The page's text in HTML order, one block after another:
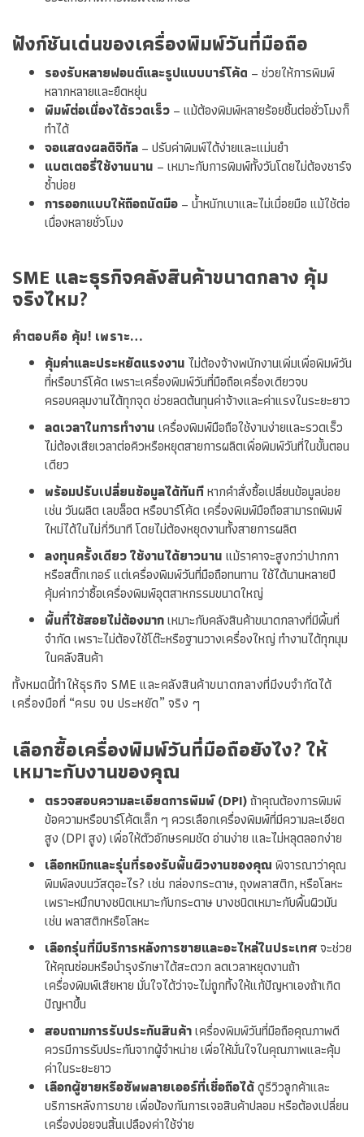
ฟังก์ชันเด่นของเครื่องพิมพ์วันที่มือถือ
รองรับหลายฟอนต์และรูปแบบบาร์โค้ด – ช่วยให้การพิมพ์
หลากหลายและยืดหยุ่น
พิมพ์ต่อเนื่องได้รวดเร็ว– แม้ต้องพิมพ์หลายร้อยชิ้นต่อชั่วโมงก็
ทำได้
จอแสดงผลดิจิทัล– ปรับค่าพิมพ์ได้ง่ายและแม่นยำ
แบตเตอรี่ใช้งานนาน – เหมาะกับการพิมพ์ทั้งวันโดยไม่ต้องชาร์จ
ซ้ำบ่อย
การออกแบบให้ถือถนัดมือ– น้ำหนักเบาและไม่เมื่อยมือ แม้ใช้ต่อ
เนื่องหลายชั่วโมง
SME และธุรกิจคลังสินค้าขนาดกลาง คุ้ม
จริงไหม?
คำตอบคือ คุ้ม! เพราะ…
คุ้มค่าและประหยัดแรงงานไม่ต้องจ้างพนักงานเพิ่มเพื่อพิมพ์วัน
ที่หรือบาร์โค้ด เพราะเครื่องพิมพ์วันที่มือถือเครื่องเดียวจบ
ครอบคลุมงานได้ทุกจุด ช่วยลดต้นทุนค่าจ้างและค่าแรงในระยะยาว
ลดเวลาในการทำงานเครื่องพิมพ์มือถือใช้งานง่ายและรวดเร็ว
ไม่ต้องเสียเวลาต่อคิวหรือหยุดสายการผลิตเพื่อพิมพ์วันที่ในขั้นตอน
เดียว
พร้อมปรับเปลี่ยนข้อมูลได้ทันทีหากคำสั่งซื้อเปลี่ยนข้อมูลบ่อย
เช่น วันผลิต เลขล็อต หรือบาร์โค้ดเครื่องพิมพ์มือถือสามารถพิมพ์
ใหม่ได้ในไม่กี่วินาที โดยไม่ต้องหยุดงานทั้งสายการผลิต
ลงทุนครั้งเดียว ใช้งานได้ยาวนานแม้ราคาจะสูงกว่าปากกา
หรือสติ๊กเกอร์ แต่เครื่องพิมพ์วันที่มือถือทนทาน ใช้ได้นานหลายปี
คุ้มค่ากว่าซื้อเครื่องพิมพ์อุตสาหกรรมขนาดใหญ่
พื้นที่ใช้สอยไม่ต้องมากเหมาะกับคลังสินค้าขนาดกลางที่มีพื้นที่
จำกัด เพราะไม่ต้องใช้โต๊ะหรือฐานวางเครื่องใหญ่ ทำงานได้ทุกมุม
ในคลังสินค้า
ทั้งหมดนี้ทำให้ธุรกิจ SME และคลังสินค้าขนาดกลางที่มีงบจำกัดได้
เครื่องมือที่ “ครบ จบ ประหยัด” จริง ๆ
เลือกซื้อเครื่องพิมพ์วันที่มือถือยังไง? ให้
เหมาะกับงานของคุณ
ตรวจสอบความละเอียดการพิมพ์ (DPI)ถ้าคุณต้องการพิมพ์
ข้อความหรือบาร์โค้ดเล็ก ๆ ควรเลือกเครื่องพิมพ์ที่มีความละเอียด
สูง (DPI สูง) เพื่อให้ตัวอักษรคมชัด อ่านง่าย และไม่หลุดลอกง่าย
เลือกหมึกและรุ่นที่รองรับพื้นผิวงานของคุณพิจารณาว่าคุณ
พิมพ์ลงบนวัสดุอะไร? เช่น กล่องกระดาษ, ถุงพลาสติก, หรือโลหะ
เพราะหมึกบางชนิดเหมาะกับกระดาษ บางชนิดเหมาะกับพื้นผิวมัน
เช่น พลาสติกหรือโลหะ
เลือกรุ่นที่มีบริการหลังการขายและอะไหล่ในประเทศจะช่วย
ให้คุณซ่อมหรือบำรุงรักษาได้สะดวก ลดเวลาหยุดงานถ้า
เครื่องพิมพ์เสียหาย มั่นใจได้ว่าจะไม่ถูกทิ้งให้แก้ปัญหาเองถ้าเกิด
ปัญหาขึ้น
สอบถามการรับประกันสินค้าเครื่องพิมพ์วันที่มือถือคุณภาพดี
ควรมีการรับประกันจากผู้จำหน่าย เพื่อให้มั่นใจในคุณภาพและคุ้ม
ค่าในระยะยาว
เลือกผู้ขายหรือซัพพลายเออร์ที่เชื่อถือได้ดูรีวิวลูกค้าและ
บริการหลังการขาย เพื่อป้องกันการเจอสินค้าปลอม หรือต้องเปลี่ยน
เครื่องบ่อยจนสิ้นเปลืองค่าใช้จ่าย